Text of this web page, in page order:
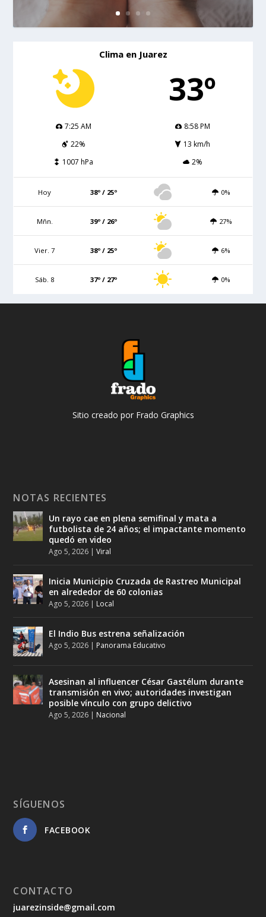
Clima en Juarez
33º
7:25 AM
8:58 PM
22%
13 km/h
1007 hPa
2%
Hoy 38º / 25º 0%
Mñn. 39º / 26º 27%
Vier. 7 38º / 25º 6%
Sáb. 8 37º / 27º 0%
Sitio creado por Frado Graphics
NOTAS RECIENTES
Un rayo cae en plena semifinal y mata a
futbolista de 24 años; el impactante momento
quedó en video
Ago 5, 2026 |Viral
Inicia Municipio Cruzada de Rastreo Municipal
en alrededor de 60 colonias
Ago 5, 2026 | Local
El Indio Bus estrena señalización
Ago 5, 2026 | Panorama Educativo
Asesinan al influencer César Gastélum durante
transmisión en vivo; autoridades investigan
posible vínculo con grupo delictivo
Ago 5, 2026 | Nacional
SÍGUENOS
FACEBOOK
CONTACTO
juarezinside@gmail.com